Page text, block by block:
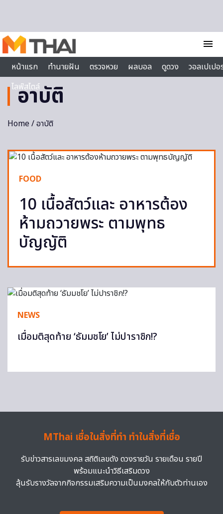
menu
หน้าแรก
ทำนายฝัน ตรวจหวย ผลบอล ดูดวง
วอลเปเป
ไลฟ์สไตล์
อาบัติ
Home/ อาบัติ
FOOD
10 เนื้อสัตว์และ อาหารต้อง
ห้ามถวายพระ ตามพุทธ
บัญญัติ
NEWS
เมื่อมติสุดท้าย ‘ธัมมชโย’ ไม่ปาราชิก!?
MThai เชื่อในสิ่งที่ทำ ทำในสิ่งที่เชื่อ
รับข่าวสารเลขมงคล สถิติเลขดัง ดวงรายวัน รายเดือน รายปี
พร้อมแนะนำวิธีเสริมดวง
ลุ้นรับรางวัลจากกิจกรรมเสริมความเป็นมงคลให้กับตัวท่านเอง